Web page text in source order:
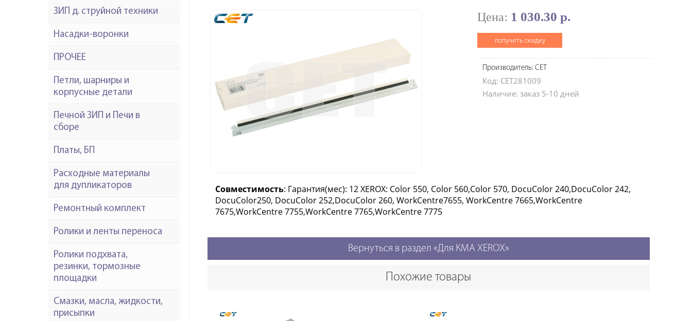
Цена: 1 030.30 р.
получить скидку
Производитель: CET
Код: CET281009
Наличие: заказ 5-10 дней
Совместимость: Гарантия(мес): 12 XEROX: Color 550, Color 560,Color 570, DocuColor 240,DocuColor 242,
DocuColor250, DocuColor 252,DocuColor 260, WorkCentre7655, WorkCentre 7665,WorkCentre
7675,WorkCentre 7755,WorkCentre 7765,WorkCentre 7775
Вернуться в раздел «Для КМА XEROX»
Похожие товары
ЗИП д. струйной техники
Насадки-воронки
ПРОЧЕЕ
Петли, шарниры и
корпусные детали
Печной ЗИП и Печи в
сборе
Платы, БП
Расходные материалы
для дупликаторов
Ремонтный комплект
Ролики и ленты переноса
Ролики подхвата,
резинки, тормозные
площадки
Смазки, масла, жидкости,
присыпки